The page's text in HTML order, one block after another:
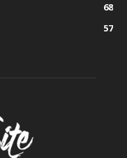
68
57